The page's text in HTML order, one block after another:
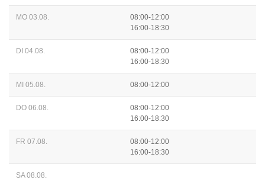
MO 03.08.
08:00-12:00
16:00-18:30
DI 04.08.
08:00-12:00
16:00-18:30
MI 05.08. 08:00-12:00
DO 06.08.
08:00-12:00
16:00-18:30
FR 07.08.
08:00-12:00
16:00-18:30
SA 08.08.